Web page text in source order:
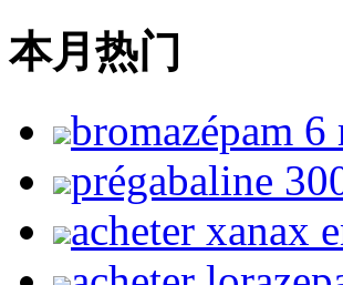
本月热门
bromazépam 6
prégabaline
acheter xanax